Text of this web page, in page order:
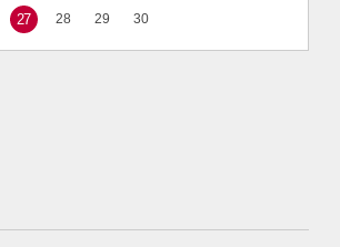
27 28 29 30